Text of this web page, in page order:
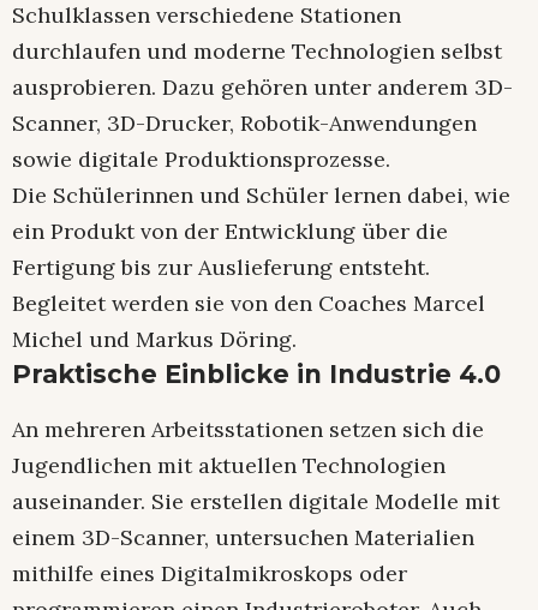
Schulklassen verschiedene Stationen
durchlaufen und moderne Technologien selbst
ausprobieren. Dazu gehören unter anderem 3D-
Scanner, 3D-Drucker, Robotik-Anwendungen
sowie digitale Produktionsprozesse.
Die Schülerinnen und Schüler lernen dabei, wie
ein Produkt von der Entwicklung über die
Fertigung bis zur Auslieferung entsteht.
Begleitet werden sie von den Coaches Marcel
Michel und Markus Döring.
Praktische Einblicke in Industrie 4.0
An mehreren Arbeitsstationen setzen sich die
Jugendlichen mit aktuellen Technologien
auseinander. Sie erstellen digitale Modelle mit
einem 3D-Scanner, untersuchen Materialien
mithilfe eines Digitalmikroskops oder